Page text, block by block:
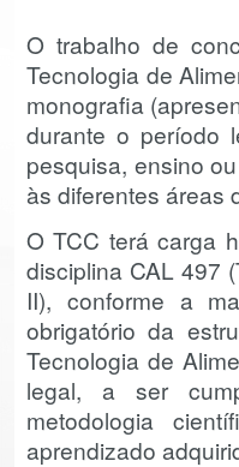
O trabalho de
Tecnologia de
monografia
durante o período
pesquisa, ensino
às diferentes áreas
O TCC terá carga
disciplina CAL 497
II), conforme a
obrigatório da
Tecnologia de
legal, a ser
metodologia
aprendizado